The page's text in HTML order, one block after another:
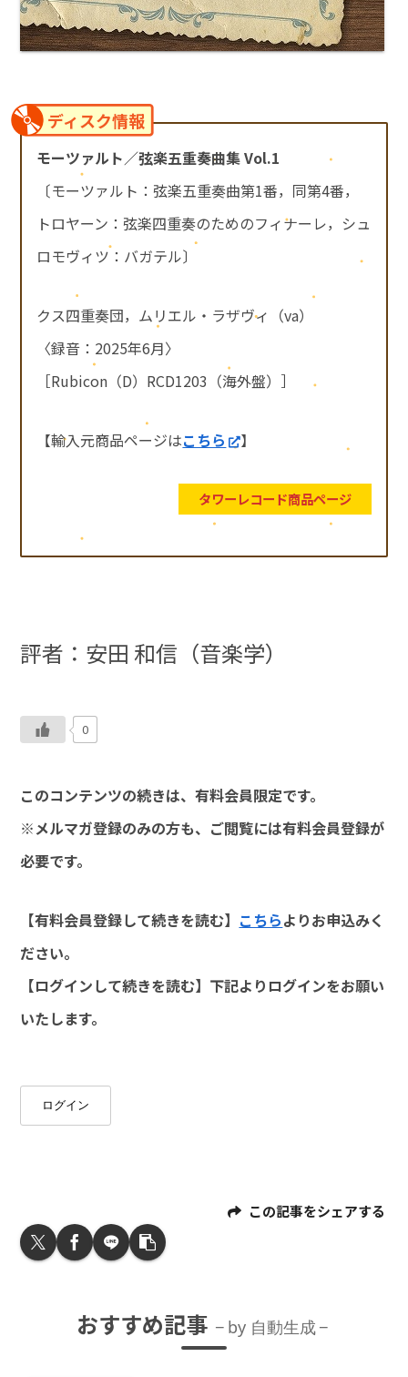
ディスク情報
モーツァルト／弦楽五重奏曲集 Vol.1
〔モーツァルト：弦楽五重奏曲第1番，同第4番，
トロヤーン：弦楽四重奏のためのフィナーレ，シュ
ロモヴィツ：バガテル〕
クス四重奏団，ムリエル・ラザヴィ（va）
〈録音：2025年6月〉
［Rubicon（D）RCD1203（海外盤）］
【輸入元商品ページはこちら 】
タワーレコード商品ページ
評者：安田 和信（音楽学）
0
このコンテンツの続きは、有料会員限定です。
※メルマガ登録のみの方も、ご閲覧には有料会員登録が
必要です。
【有料会員登録して続きを読む】 こちらよりお申込みく
ださい。
【ログインして続きを読む】下記よりログインをお願い
いたします。
ログイン
この記事をシェアする
おすすめ記事 by 自動生成